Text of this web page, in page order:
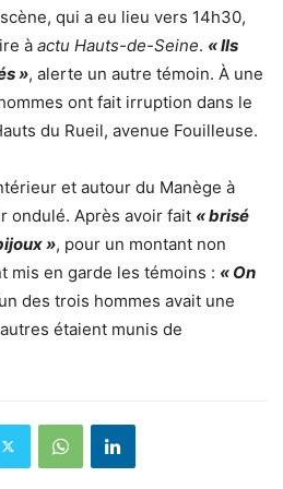
qui a eu lieu vers 14h30,
à actu Hauts-de-Seine. « Ils
», alerte un autre témoin. À une
ont fait irruption dans le
du Rueil, avenue Fouilleuse.
et autour du Manège à
ondulé. Après avoir fait « brisé
», pour un montant non
mis en garde les témoins : « On
des trois hommes avait une
étaient munis de